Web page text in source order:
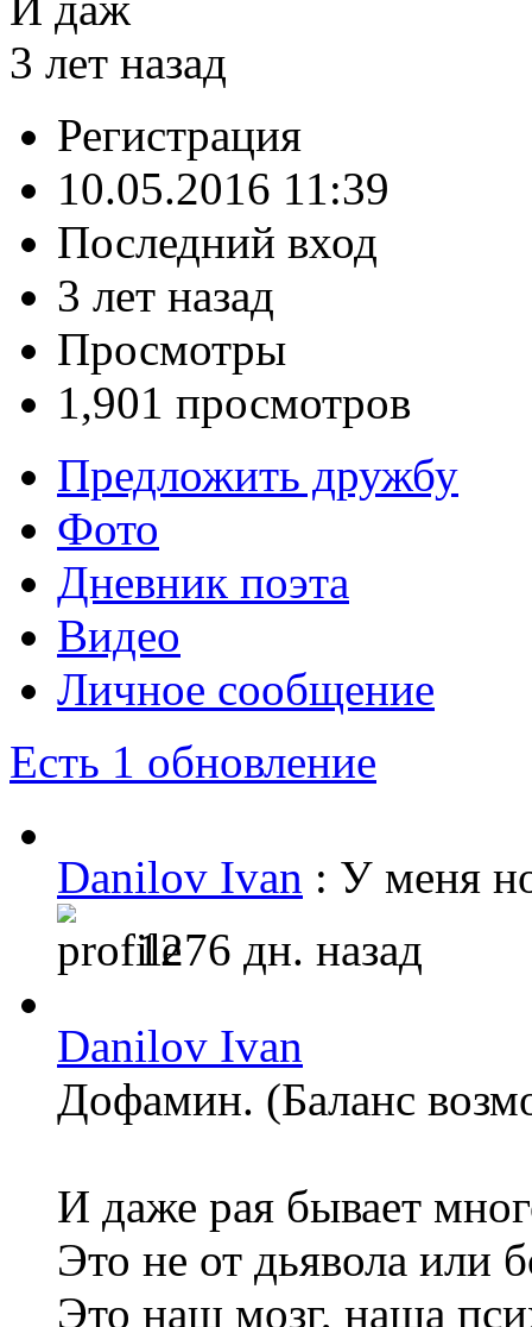
3 лет назад
Регистрация
10.05.2016 11:39
Последний вход
3 лет назад
Просмотры
1,901 просмотров
Предложить дружбу
Фото
Дневник поэта
Видео
Личное сообщение
Есть 1 обновление
Danilov Ivan : У меня
1276 дн. назад
Danilov Ivan
Дофамин. (Баланс
И даже рая бывает
Это не от дьявола или
Это наш мозг, наша